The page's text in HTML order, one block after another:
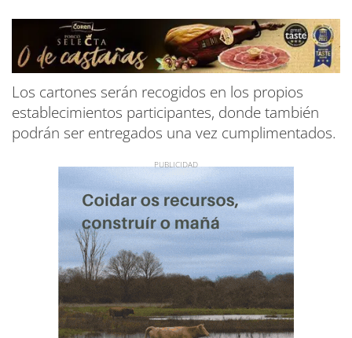
Los cartones serán recogidos en los propios
establecimientos participantes, donde también
podrán ser entregados una vez cumplimentados.